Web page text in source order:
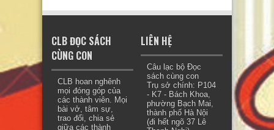
CLB ĐỌC SÁCH
CÙNG CON
CLB hoan nghênh
mọi đóng góp của
các thành viên. Mọi
bài vở, tâm sự,
trao đổi, chia sẻ
giữa các thành
LIÊN HỆ
Câu lạc bộ Đọc
sách cùng con
Trụ sở chính: P104
- K7 - Bách Khoa,
phường Bạch Mai,
thành phố Hà Nội
(đi hết ngõ 37 Lê